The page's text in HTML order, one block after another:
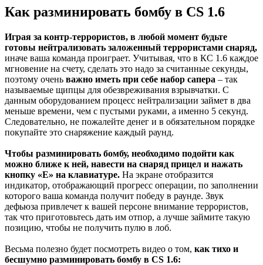
Как разминировать бомбу в CS 1.6
Играя за контр-террористов, в любой момент будьте
готовы нейтрализовать заложенный террористами снаряд,
иначе ваша команда проиграет. Учитывая, что в КС 1.6 каждое
мгновение на счету, сделать это надо за считанные секунды,
поэтому очень важно иметь при себе набор сапера – так
называемые щипцы для обезвреживания взрывчатки. С
данным оборудованием процесс нейтрализации займет в два
меньше времени, чем с пустыми руками, а именно 5 секунд.
Следовательно, не пожалейте денег и в обязательном порядке
покупайте это снаряжение каждый раунд.
Чтобы разминировать бомбу, необходимо подойти как
можно ближе к ней, навести на снаряд прицел и нажать
кнопку «E» на клавиатуре. На экране отобразится
индикатор, отображающий прогресс операции, по заполнении
которого ваша команда получит победу в раунде. Звук
дефьюза привлечет к вашей персоне внимание террористов,
так что приготовьтесь дать им отпор, а лучше займите такую
позицию, чтобы не получить пулю в лоб.
Весьма полезно будет посмотреть видео о том, как тихо и
бесшумно разминировать бомбу в CS 1.6: